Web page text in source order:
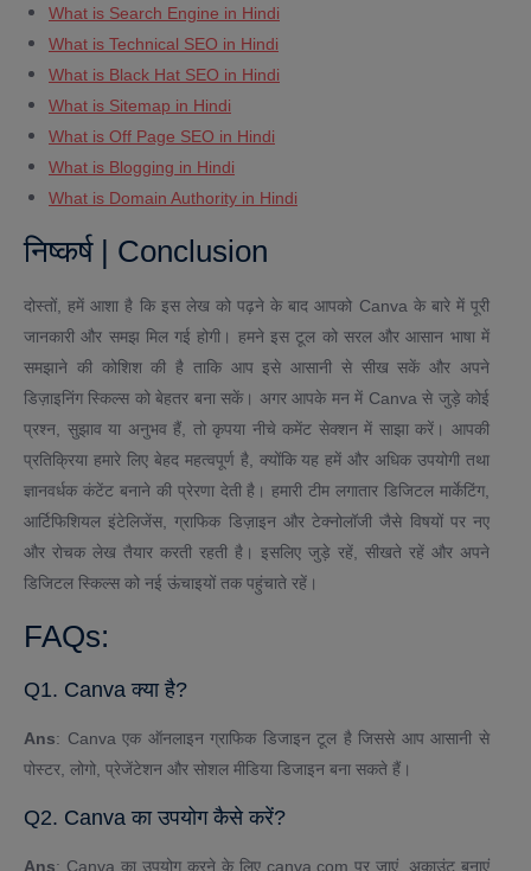
What is Search Engine in Hindi
What is Technical SEO in Hindi
What is Black Hat SEO in Hindi
What is Sitemap in Hindi
What is Off Page SEO in Hindi
What is Blogging in Hindi
What is Domain Authority in Hindi
निष्कर्ष | Conclusion
दोस्तों, हमें आशा है कि इस लेख को पढ़ने के बाद आपको Canva के बारे में पूरी
जानकारी और समझ मिल गई होगी। हमने इस टूल को सरल और आसान भाषा में
समझाने की कोशिश की है ताकि आप इसे आसानी से सीख सकें और अपने
डिज़ाइनिंग स्किल्स को बेहतर बना सकें। अगर आपके मन में Canva से जुड़े कोई
प्रश्न, सुझाव या अनुभव हैं, तो कृपया नीचे कमेंट सेक्शन में साझा करें। आपकी
प्रतिक्रिया हमारे लिए बेहद महत्वपूर्ण है, क्योंकि यह हमें और अधिक उपयोगी तथा
ज्ञानवर्धक कंटेंट बनाने की प्रेरणा देती है। हमारी टीम लगातार डिजिटल मार्केटिंग,
आर्टिफिशियल इंटेलिजेंस, ग्राफिक डिज़ाइन और टेक्नोलॉजी जैसे विषयों पर नए
और रोचक लेख तैयार करती रहती है। इसलिए जुड़े रहें, सीखते रहें और अपने
डिजिटल स्किल्स को नई ऊंचाइयों तक पहुंचाते रहें।
FAQs:
Q1. Canva क्या है?
Ans: Canva एक ऑनलाइन ग्राफिक डिजाइन टूल है जिससे आप आसानी से
पोस्टर, लोगो, प्रेजेंटेशन और सोशल मीडिया डिजाइन बना सकते हैं।
Q2. Canva का उपयोग कैसे करें?
Ans: Canva का उपयोग करने के लिए canva.com पर जाएं, अकाउंट बनाएं